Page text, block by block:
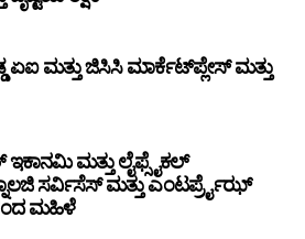
ಏಐ ಮತ್ತು ಜಿಸಿಸಿ ಮಾರ್ಕೆಟ್‌ಪ್ಲೇಸ್ ಮತ್ತು
ಮತ್ತು ಲೈಫ್ಸೈಕಲ್
ಸರ್ವಿಸೆಸ್ ಮತ್ತು ಎಂಟರ್ಪ್ರೈಝ್
ತಂದ ಮಹಿಳೆ